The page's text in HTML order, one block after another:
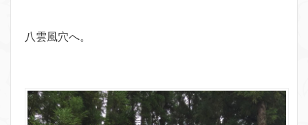
八雲風穴へ。